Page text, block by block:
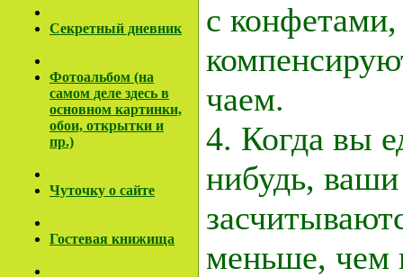
Секретный дневник
Фотоальбом (на
самом деле здесь в
основном картинки,
обои, открытки и
пр.)
Чуточку о сайте
Гостевая книжища
с
чаем.
4. Когда вы
нибудь,
меньше, чем